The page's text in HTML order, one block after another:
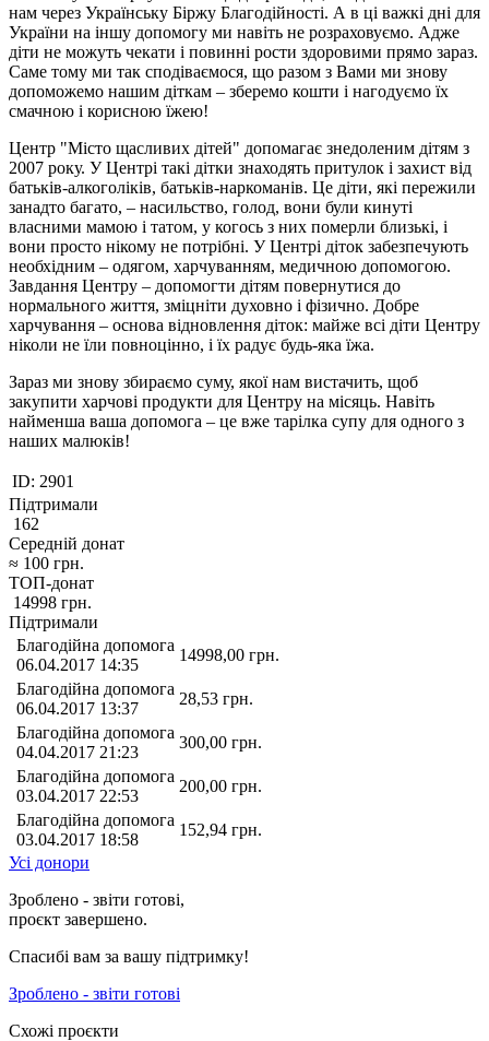
нам через Українську Біржу Благодійності. А в ці важкі дні для
України на іншу допомогу ми навіть не розраховуємо. Адже
діти не можуть чекати і повинні рости здоровими прямо зараз.
Саме тому ми так сподіваємося, що разом з Вами ми знову
допоможемо нашим діткам – зберемо кошти і нагодуємо їх
смачною і корисною їжею!
Центр "Місто щасливих дітей" допомагає знедоленим дітям з
2007 року. У Центрі такі дітки знаходять притулок і захист від
батьків-алкоголіків, батьків-наркоманів. Це діти, які пережили
занадто багато, – насильство, голод, вони були кинуті
власними мамою і татом, у когось з них померли близькі, і
вони просто нікому не потрібні. У Центрі діток забезпечують
необхідним – одягом, харчуванням, медичною допомогою.
Завдання Центру – допомогти дітям повернутися до
нормального життя, зміцніти духовно і фізично. Добре
харчування – основа відновлення діток: майже всі діти Центру
ніколи не їли повноцінно, і їх радує будь-яка їжа.
Зараз ми знову збираємо суму, якої нам вистачить, щоб
закупити харчові продукти для Центру на місяць. Навіть
найменша ваша допомога – це вже тарілка супу для одного з
наших малюків!
ID: 2901
Підтримали
162
Середній донат
≈ 100 грн.
ТОП-донат
14998 грн.
Підтримали
Благодійна допомога
06.04.2017 14:35
14998,00 грн.
Благодійна допомога
06.04.2017 13:37
28,53 грн.
Благодійна допомога
04.04.2017 21:23
300,00 грн.
Благодійна допомога
03.04.2017 22:53
200,00 грн.
Благодійна допомога
03.04.2017 18:58
152,94 грн.
Усі донори
Зроблено - звіти готові,
проєкт завершено.
Спасибі вам за вашу підтримку!
Зроблено - звіти готові
Схожі проєкти